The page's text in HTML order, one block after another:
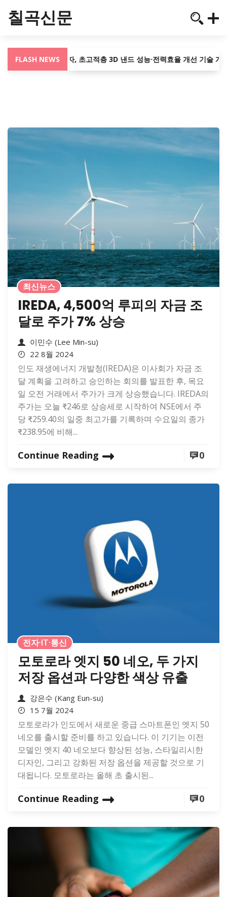
칠곡신문
FLASH NEWS
포스텍·삼성전자, 초고적층 3D 낸드 성능·전력효율 개선 기술 개발
최신뉴스
IREDA, 4,500억 루피의 자금 조
달로 주가 7% 상승
이민수 (Lee Min-su)
22 8월 2024
인도 재생에너지 개발청(IREDA)은 이사회가 자금 조
달 계획을 고려하고 승인하는 회의를 발표한 후, 목요
일 오전 거래에서 주가가 크게 상승했습니다. IREDA의
주가는 오늘 ₹246로 상승세로 시작하여 NSE에서 주
당 ₹259.40의 일중 최고가를 기록하며 수요일의 종가
₹238.95에 비해...
Continue Reading 0
전자·IT·통신
모토로라 엣지 50 네오, 두 가지
저장 옵션과 다양한 색상 유출
강은수 (Kang Eun-su)
15 7월 2024
모토로라가 인도에서 새로운 중급 스마트폰인 엣지 50
네오를 출시할 준비를 하고 있습니다. 이 기기는 이전
모델인 엣지 40 네오보다 향상된 성능, 스타일리시한
디자인, 그리고 강화된 저장 옵션을 제공할 것으로 기
대됩니다. 모토로라는 올해 초 출시된...
Continue Reading 0